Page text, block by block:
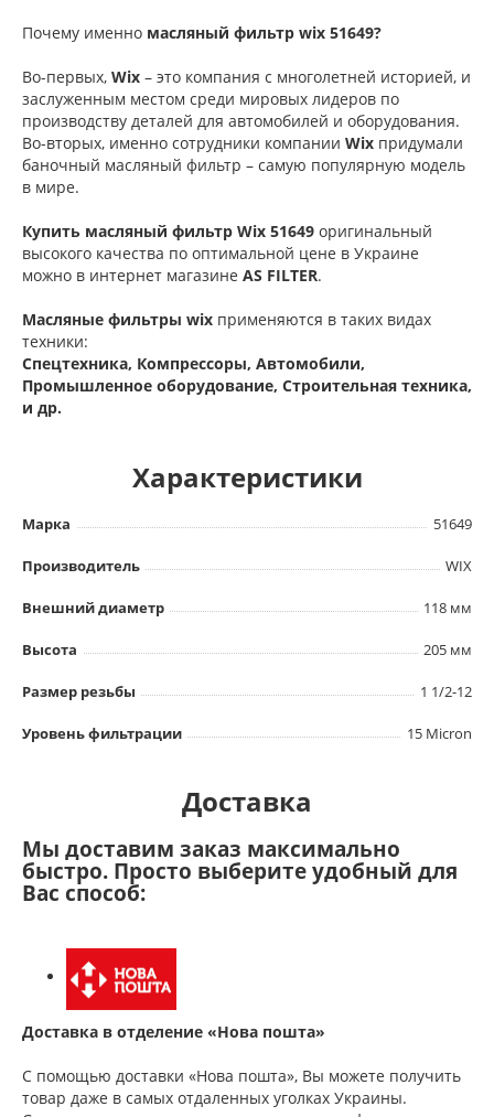
Почему именно масляный фильтр wix 51649?
Во-первых, Wix – это компания с многолетней историей, и
заслуженным местом среди мировых лидеров по
производству деталей для автомобилей и оборудования.
Во-вторых, именно сотрудники компании Wix придумали
баночный масляный фильтр – самую популярную модель
в мире.
Купить масляный фильтр Wix 51649 оригинальный
высокого качества по оптимальной цене в Украине
можно в интернет магазине AS FILTER.
Масляные фильтры wix применяются в таких видах
техники:
Спецтехника, Компрессоры, Автомобили,
Промышленное оборудование, Строительная техника,
и др.
Характеристики
Марка 51649
Производитель WIX
Внешний диаметр 118 мм
Высота 205 мм
Размер резьбы 1 1/2-12
Уровень фильтрации 15 Micron
Доставка
Мы доставим заказ максимально
быстро. Просто выберите удобный для
Вас способ:
Доставка в отделение «Нова пошта»
С помощью доставки «Нова пошта», Вы можете получить
товар даже в самых отдаленных уголках Украины.